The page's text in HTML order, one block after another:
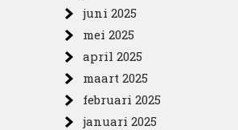
juni 2025
mei 2025
april 2025
maart 2025
februari 2025
januari 2025